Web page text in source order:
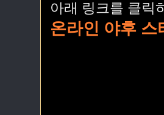
아래 링크를 클릭
온라인 야후